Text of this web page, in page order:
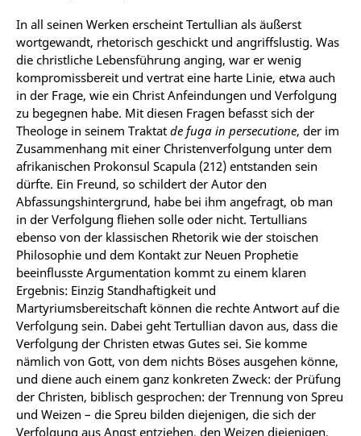
In all seinen Werken erscheint Tertullian als äußerst
wortgewandt, rhetorisch geschickt und angriffslustig. Was
die christliche Lebensführung anging, war er wenig
kompromissbereit und vertrat eine harte Linie, etwa auch
in der Frage, wie ein Christ Anfeindungen und Verfolgung
zu begegnen habe. Mit diesen Fragen befasst sich der
Theologe in seinem Traktat de fuga in persecutione, der im
Zusammenhang mit einer Christenverfolgung unter dem
afrikanischen Prokonsul Scapula (212) entstanden sein
dürfte. Ein Freund, so schildert der Autor den
Abfassungshintergrund, habe bei ihm angefragt, ob man
in der Verfolgung fliehen solle oder nicht. Tertullians
ebenso von der klassischen Rhetorik wie der stoischen
Philosophie und dem Kontakt zur Neuen Prophetie
beeinflusste Argumentation kommt zu einem klaren
Ergebnis: Einzig Standhaftigkeit und
Martyriumsbereitschaft können die rechte Antwort auf die
Verfolgung sein. Dabei geht Tertullian davon aus, dass die
Verfolgung der Christen etwas Gutes sei. Sie komme
nämlich von Gott, von dem nichts Böses ausgehen könne,
und diene auch einem ganz konkreten Zweck: der Prüfung
der Christen, biblisch gesprochen: der Trennung von Spreu
und Weizen – die Spreu bilden diejenigen, die sich der
Verfolgung aus Angst entziehen, den Weizen diejenigen,